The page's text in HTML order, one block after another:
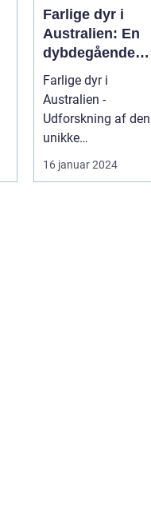
Farlige dyr i
Australien: En
dybdegående
analyse
Farlige dyr i
Australien -
Udforskning af den
unikke
dyrelivsverden
Down Under
16 januar 2024